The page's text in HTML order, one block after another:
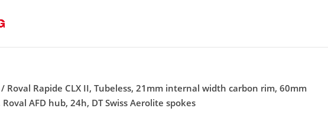
Rapide CLX II, Tubeless, 21mm internal width carbon rim, 60mm
AFD hub, 24h, DT Swiss Aerolite spokes